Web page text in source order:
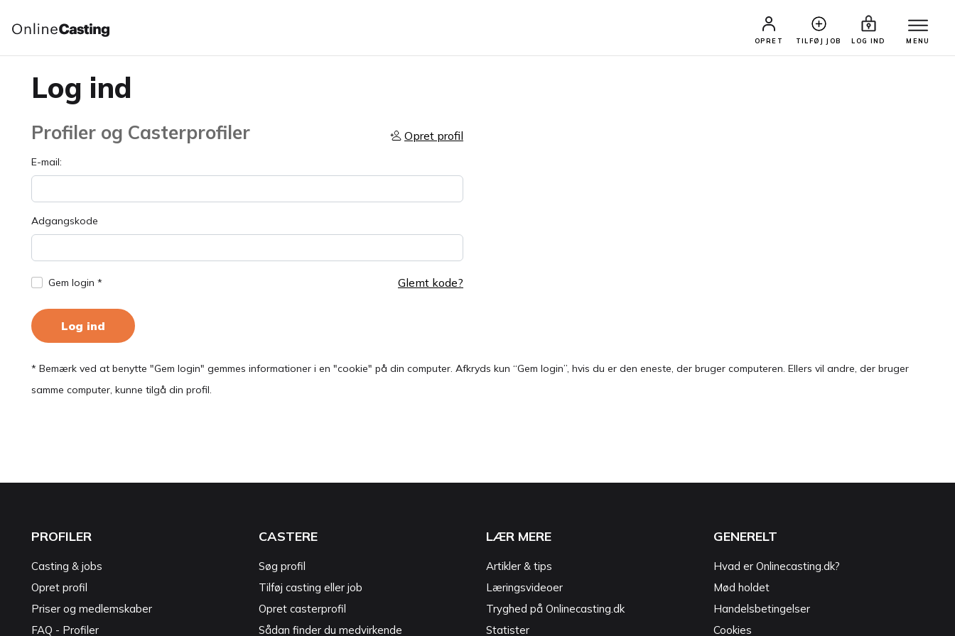
OPRET TILFØJ JOB LOG IND MENU
Log ind
Profiler og Casterprofiler Opret profil
E-mail:
Adgangskode
Gem login * Glemt kode?
Log ind
* Bemærk ved at benytte "Gem login" gemmes informationer i en "cookie" på din computer. Afkryds kun “Gem login”, hvis du er den eneste, der bruger computeren. Ellers vil andre, der bruger
samme computer, kunne tilgå din profil.
PROFILER
Casting & jobs
Opret profil
Priser og medlemskaber
FAQ - Profiler
CASTERE
Søg profil
Tilføj casting eller job
Opret casterprofil
Sådan finder du medvirkende
LÆR MERE
Artikler & tips
Læringsvideoer
Tryghed på Onlinecasting.dk
Statister
GENERELT
Hvad er Onlinecasting.dk?
Mød holdet
Handelsbetingelser
Cookies